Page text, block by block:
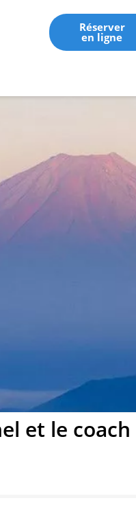
Réserver
en ligne
et le coach